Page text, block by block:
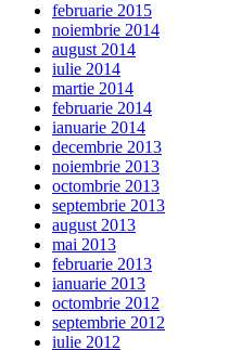
februarie 2015
noiembrie 2014
august 2014
iulie 2014
martie 2014
februarie 2014
ianuarie 2014
decembrie 2013
noiembrie 2013
octombrie 2013
septembrie 2013
august 2013
mai 2013
februarie 2013
ianuarie 2013
octombrie 2012
septembrie 2012
iulie 2012